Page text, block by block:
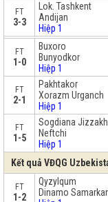
FT
3-3
Lok. Tashkent
Andijan
Hiệp 1
FT
1-0
Buxoro
Bunyodkor
Hiệp 1
FT
2-1
Pakhtakor
Xorazm Urganch
Hiệp 1
FT
1-5
Sogdiana Jizzakh
Neftchi
Hiệp 1
Kết quả VĐQG
FT
1-2
Qyzylqum
Dinamo